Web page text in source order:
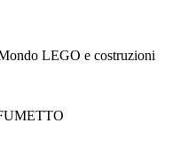
LEGO e costruzioni